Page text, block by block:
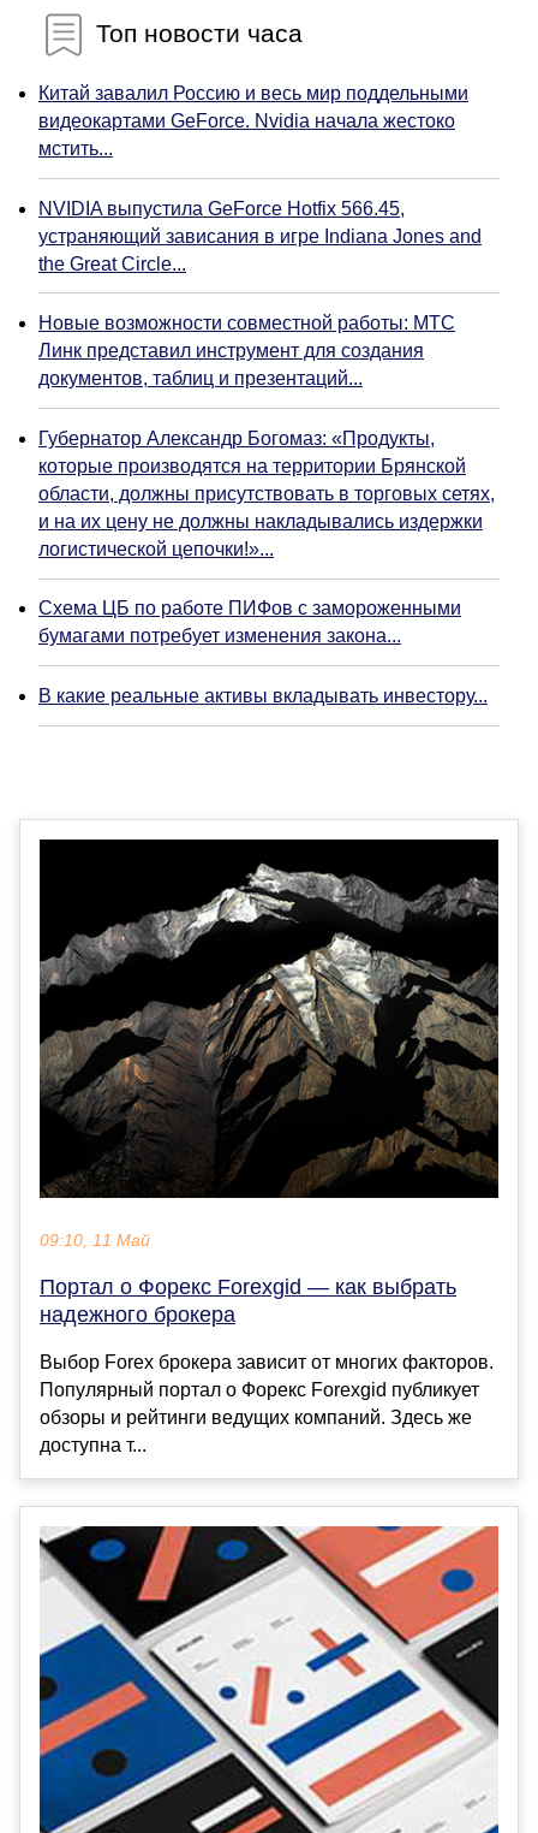
Топ новости часа
Китай завалил Россию и весь мир поддельными
видеокартами GeForce. Nvidia начала жестоко
мстить...
NVIDIA выпустила GeForce Hotfix 566.45,
устраняющий зависания в игре Indiana Jones and
the Great Circle...
Новые возможности совместной работы: МТС
Линк представил инструмент для создания
документов, таблиц и презентаций...
Губернатор Александр Богомаз: «Продукты,
которые производятся на территории Брянской
области, должны присутствовать в торговых сетях,
и на их цену не должны накладывались издержки
логистической цепочки!»...
Схема ЦБ по работе ПИФов с замороженными
бумагами потребует изменения закона...
В какие реальные активы вкладывать инвестору...
09:10, 11 Май
Портал о Форекс Forexgid — как выбрать
надежного брокера
Выбор Forex брокера зависит от многих факторов.
Популярный портал о Форекс Forexgid публикует
обзоры и рейтинги ведущих компаний. Здесь же
доступна т...